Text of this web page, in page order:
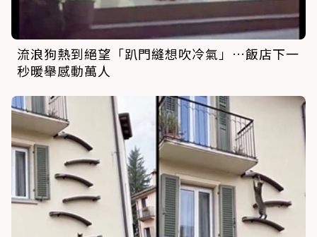
流浪狗熱到絕望「趴門縫想吹冷氣」…飯店下一
秒暖舉感動萬人